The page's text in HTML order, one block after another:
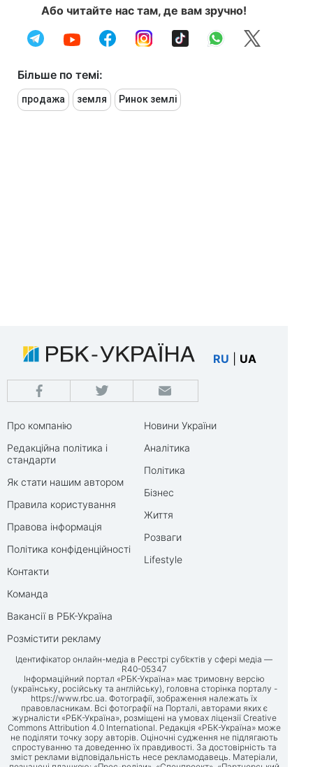
Або читайте нас там, де вам зручно!
Більше по темі:
продажа земля Ринок землі
RU UA
Про компанію
Редакційна політика і
стандарти
Як стати нашим автором
Правила користування
Правова інформація
Політика конфіденційності
Контакти
Команда
Вакансії в РБК-Україна
Розмістити рекламу
Новини України
Аналітика
Політика
Бізнес
Життя
Розваги
Lifestyle
Ідентифікатор онлайн-медіа в Реєстрі суб’єктів у сфері медіа —
R40-05347
Інформаційний портал «РБК-Україна» має тримовну версію
(українську, російську та англійську), головна сторінка порталу -
https://www.rbc.ua. Фотографії, зображення належать їх
правовласникам. Всі фотографії на Порталі, авторами яких є
журналісти «РБК-Україна», розміщені на умовах ліцензії Creative
Commons Attribution 4.0 International. Редакція «РБК-Україна» може
не поділяти точку зору авторів. Оціночні судження не підлягають
спростуванню та доведенню їх правдивості. За достовірність та
зміст реклами відповідальність несе рекламодавець. Матеріали,